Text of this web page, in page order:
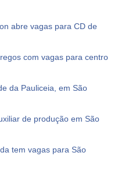
abre vagas para CD de
com vagas para centro
da Pauliceia, em São
de produção em São
tem vagas para São